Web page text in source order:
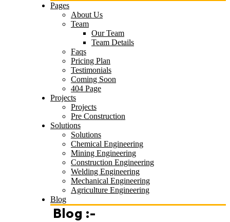
Pages
About Us
Team
Our Team
Team Details
Faqs
Pricing Plan
Testimonials
Coming Soon
404 Page
Projects
Projects
Pre Construction
Solutions
Solutions
Chemical Engineering
Mining Engineering
Construction Engineering
Welding Engineering
Mechanical Engineering
Agriculture Engineering
Blog
Blog :-